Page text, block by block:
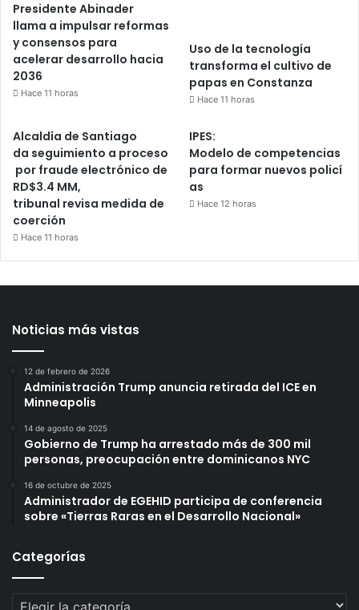
Presidente Abinader
llama a impulsar reformas
y consensos para
acelerar desarrollo hacia
2036
Hace 11 horas
Uso de la tecnología
transforma el cultivo de
papas en Constanza
Hace 11 horas
Alcaldía de Santiago
da seguimiento a proceso
por fraude electrónico de
RD$3.4 MM,
tribunal revisa medida de
coerción
Hace 11 horas
IPES:
Modelo de competencias
para formar nuevos policí
as
Hace 12 horas
Noticias más vistas
12 de febrero de 2026
Administración Trump anuncia retirada del ICE en
Minneapolis
14 de agosto de 2025
Gobierno de Trump ha arrestado más de 300 mil
personas, preocupación entre dominicanos NYC
16 de octubre de 2025
Administrador de EGEHID participa de conferencia
sobre «Tierras Raras en el Desarrollo Nacional»
Categorías
Categorías